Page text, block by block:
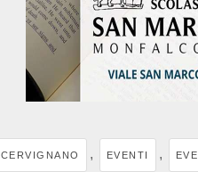
CERVIGNANO , EVENTI ,